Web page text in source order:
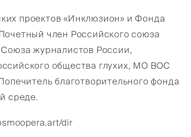
проектов «Инклюзион» и Фонда
член Российского союза
журналистов России,
общества глухих, МО ВОС
благотворительного фонда
среде.
dir